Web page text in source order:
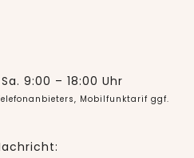
9:00 – 18:00 Uhr
Mobilfunktarif ggf.